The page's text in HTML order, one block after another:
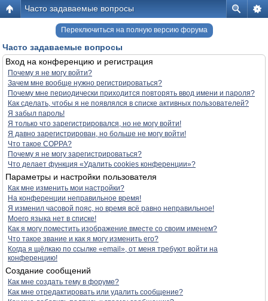
Часто задаваемые вопросы
Переключиться на полную версию форума
Часто задаваемые вопросы
Вход на конференцию и регистрация
Почему я не могу войти?
Зачем мне вообще нужно регистрироваться?
Почему мне периодически приходится повторять ввод имени и пароля?
Как сделать, чтобы я не появлялся в списке активных пользователей?
Я забыл пароль!
Я только что зарегистрировался, но не могу войти!
Я давно зарегистрирован, но больше не могу войти!
Что такое COPPA?
Почему я не могу зарегистрироваться?
Что делает функция «Удалить cookies конференции»?
Параметры и настройки пользователя
Как мне изменить мои настройки?
На конференции неправильное время!
Я изменил часовой пояс, но время всё равно неправильное!
Моего языка нет в списке!
Как я могу поместить изображение вместе со своим именем?
Что такое звание и как я могу изменить его?
Когда я щёлкаю по ссылке «email», от меня требуют войти на
конференцию!
Создание сообщений
Как мне создать тему в форуме?
Как мне отредактировать или удалить сообщение?